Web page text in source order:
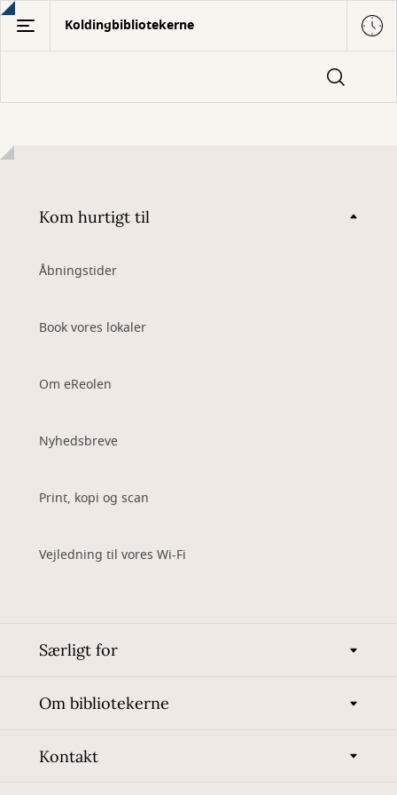
Gå
hovedindhold
Koldingbibliotekerne
Kom hurtigt til
Åbningstider
Book vores lokaler
Om eReolen
Nyhedsbreve
Print, kopi og scan
Vejledning til vores Wi-Fi
Særligt for
Om bibliotekerne
Kontakt